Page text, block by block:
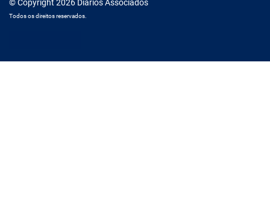
© Copyright 2026 Diários Associados
Todos os direitos reservados.